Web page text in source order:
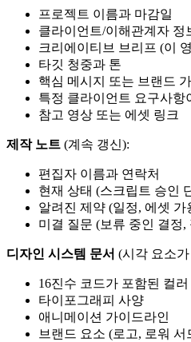
프로젝트 이름과 마감일
클라이언트/이해관계자 정
크리에이티브 브리프 (이
타깃 청중과 톤
핵심 메시지 또는 브랜드
특정 클라이언트 요구사항
참고 영상 또는 에셋 링크
제작 노트 (계속 갱신):
편집자 이름과 연락처
현재 상태 (스크립트 승인
알려진 제약 (일정, 에셋
미결 질문 (보류 중인 결정
디자인 시스템 문서 (시각 요소
16진수 코드가 포함된 컬러
타이포그래피 사양
애니메이션 가이드라인
브랜드 요소 (로고, 로워 서